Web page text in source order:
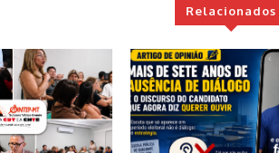
Relacionados